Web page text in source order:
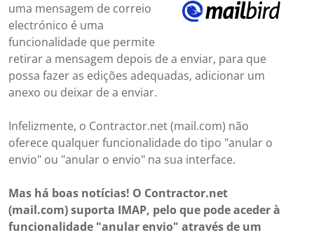
uma mensagem de correio
electrónico é uma
funcionalidade que permite
retirar a mensagem depois de a enviar, para que
possa fazer as edições adequadas, adicionar um
anexo ou deixar de a enviar.
Infelizmente, o Contractor.net (mail.com) não
oferece qualquer funcionalidade do tipo "anular o
envio" ou "anular o envio" na sua interface.
Mas há boas notícias! O Contractor.net
(mail.com) suporta IMAP, pelo que pode aceder à
funcionalidade "anular envio" através de um